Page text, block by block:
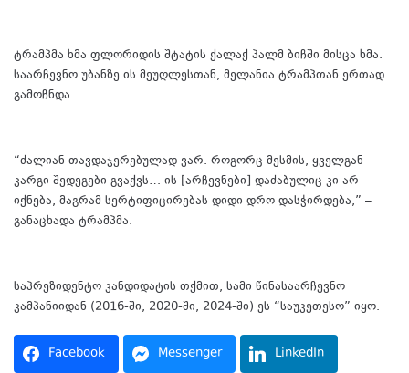
ტრამპმა ხმა ფლორიდის შტატის ქალაქ პალმ ბიჩში მისცა ხმა.
საარჩევნო უბანზე ის მეუღლესთან, მელანია ტრამპთან ერთად
გამოჩნდა.
“ძალიან თავდაჯერებულად ვარ. როგორც მესმის, ყველგან
კარგი შედეგები გვაქვს… ის [არჩევნები] დაძაბულიც კი არ
იქნება, მაგრამ სერტიფიცირებას დიდი დრო დასჭირდება,” –
განაცხადა ტრამპმა.
საპრეზიდენტო კანდიდატის თქმით, სამი წინასაარჩევნო
კამპანიიდან (2016-ში, 2020-ში, 2024-ში) ეს “საუკეთესო” იყო.
Facebook Messenger LinkedIn